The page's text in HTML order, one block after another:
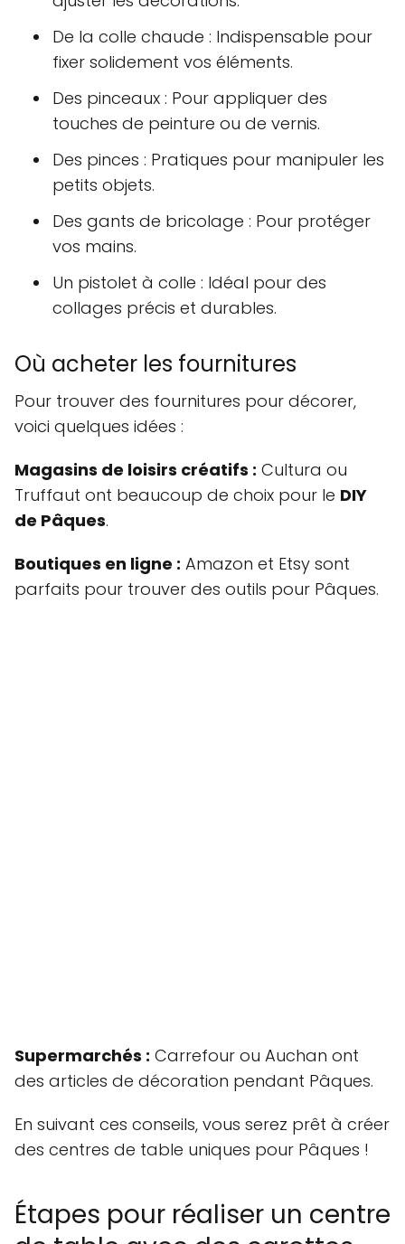
De la colle chaude : Indispensable pour
fixer solidement vos éléments.
Des pinceaux : Pour appliquer des
touches de peinture ou de vernis.
Des pinces : Pratiques pour manipuler les
petits objets.
Des gants de bricolage : Pour protéger
vos mains.
Un pistolet à colle : Idéal pour des
collages précis et durables.
Où acheter les fournitures
Pour trouver des fournitures pour décorer,
voici quelques idées :
Magasins de loisirs créatifs : Cultura ou
Truffaut ont beaucoup de choix pour le DIY
de Pâques.
Boutiques en ligne : Amazon et Etsy sont
parfaits pour trouver des outils pour Pâques.
Supermarchés : Carrefour ou Auchan ont
des articles de décoration pendant Pâques.
En suivant ces conseils, vous serez prêt à créer
des centres de table uniques pour Pâques !
Étapes pour réaliser un centre